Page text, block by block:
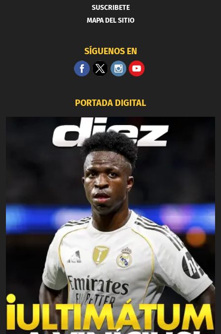
SUSCRIBETE
MAPA DEL SITIO
SÍGUENOS EN
PORTADA DIGITAL